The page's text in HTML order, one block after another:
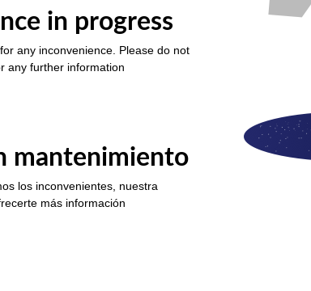
in progress
any inconvenience. Please do not
any further information
mantenimiento
los inconvenientes, nuestra
más información